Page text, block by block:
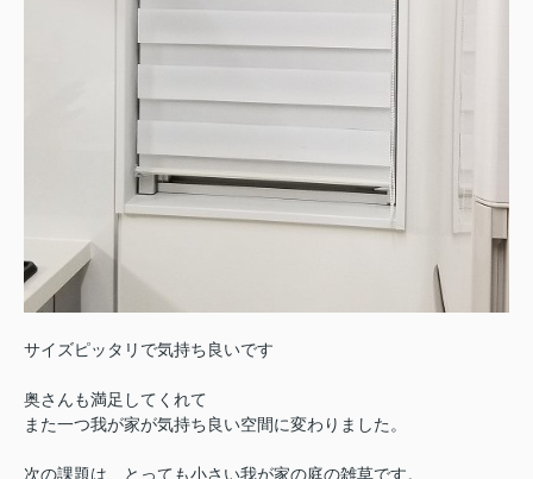
サイズピッタリで気持ち良いです
奥さんも満足してくれて
また一つ我が家が気持ち良い空間に変わりました。
次の課題は、とっても小さい我が家の庭の雑草です。